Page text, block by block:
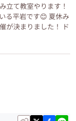
立て教室やります！
る平岩です😊 夏休み
が決まりました！ ド